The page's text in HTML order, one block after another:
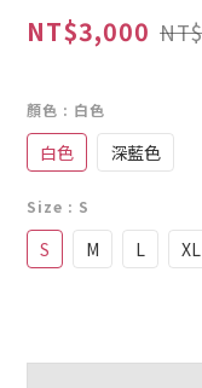
NT$3,000
顏色 : 白色
白色 深藍色
Size : S
S M L XL